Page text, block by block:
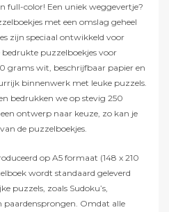
full-color! Een uniek weggevertje?
met een omslag geheel
zijn speciaal ontwikkeld voor
puzzelboekjes voor
grams wit, beschrijfbaar papier en
binnenwerk met leuke puzzels.
bedrukken we op stevig 250
ontwerp naar keuze, zo kan je
de puzzelboekjes.
op A5 formaat (148 x 210
wordt standaard geleverd
puzzels, zoals Sudoku’s,
paardensprongen. Omdat alle